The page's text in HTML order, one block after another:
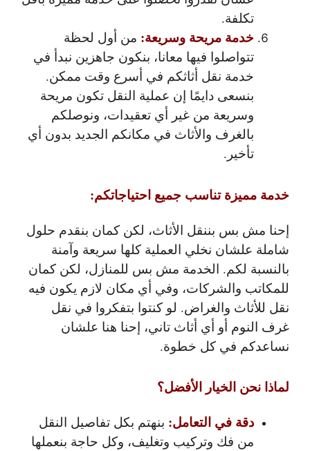
تكلفة.
خدمة مريحة وسريعة: من أول لحظة
تتواصلوا فيها معانا، بنكون جاهزين نبدأ في
خدمة نقل أثاثكم في أسرع وقت ممكن.
بنسعى دايمًا إن عملية النقل تكون مريحة
وسريعة من غير أي تعقيدات، ونوصلكم
بالغرف والأثاث في مكانكم الجديد بدون أي
تأخير.
خدمة مميزة تناسب جميع احتياجاتكم:
إحنا مش بس بننقل الأثاث، لكن كمان بنقدم حلول
شاملة علشان نخلي العملية كلها سريعة وآمنة
بالنسبة لكم. الخدمة مش بس للمنازل، لكن كمان
للمكاتب والشركات، وفي أي مكان لازم يكون فيه
نقل للأثاث والغراض. لو كنتوا بتفكروا في نقل
غرف النوم أو أي أثاث تاني، إحنا هنا علشان
نساعدكم في كل خطوة.
لماذا نحن الخيار الأفضل؟
دقة في التعامل: بنهتم بكل تفاصيل النقل
من فك وتركيب وتغليف، وكل حاجة بنعملها